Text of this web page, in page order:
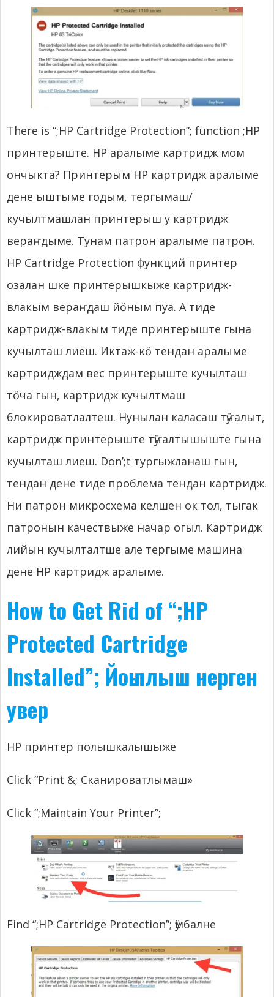
There is “;HP Cartridge Protection”; function ;HP
принтерыште. HP аралыме картридж мом
ончыкта? Принтерым HP картридж аралыме
дене ыштыме годым, тергымаш/
кучылтмашлан принтерыш у картридж
вераҥдыме. Тунам патрон аралыме патрон.
HP Cartridge Protection функций принтер
озалан шке принтерышкыже картридж-
влакым вераҥдаш йӧным пуа. А тиде
картридж-влакым тиде принтерыште гына
кучылташ лиеш. Иктаж-кӧ тендан аралыме
картридждам вес принтерыште кучылташ
тӧча гын, картридж кучылтмаш
блокироватлалтеш. Нунылан каласаш тӱҥалыт,
картридж принтерыште тӱҥалтышыште гына
кучылташ лиеш. Don’;t тургыжланаш гын,
тендан дене тиде проблема тендан картридж.
Ни патрон микросхема келшен ок тол, тыгак
патронын качествыже начар огыл. Картридж
лийын кучылталтше але тергыме машина
дене HP картридж аралыме.
How to Get Rid of “;HP
Protected Cartridge
Installed”; Йоҥылыш нерген
увер
HP принтер полышкалышыже
Click “Print &; Сканироватлымаш»
Click “;Maintain Your Printer”;
Find “;HP Cartridge Protection”; ӱмбалне